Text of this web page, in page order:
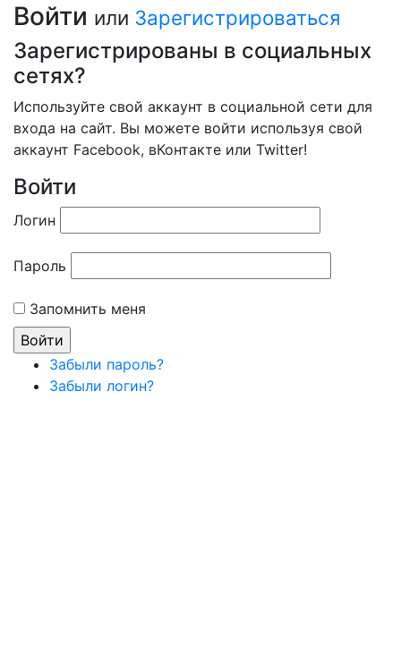
Войти или Зарегистрироваться
Зарегистрированы в социальных
сетях?
Используйте свой аккаунт в социальной сети для
входа на сайт. Вы можете войти используя свой
аккаунт Facebook, вКонтакте или Twitter!
Войти
Логин
Пароль
Запомнить меня
Забыли пароль?
Забыли логин?